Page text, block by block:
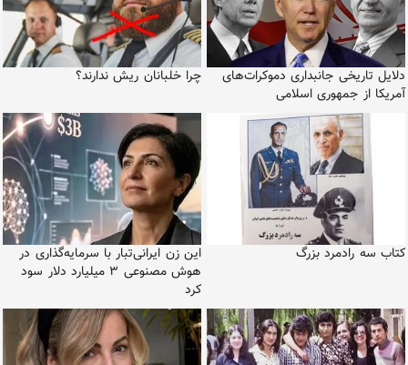
چرا خلبانان ریش ندارند؟
دلایل تاریخی جانبداری دموکرات‌های
آمریکا از جمهوری اسلامی
این زن ایرانی‌تبار با سرمایه‌گذاری در
هوش مصنوعی ۳ میلیارد دلار سود
کرد
کتاب سه رادمرد بزرگ